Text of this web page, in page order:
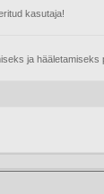
kasutaja!
ja hääletamiseks